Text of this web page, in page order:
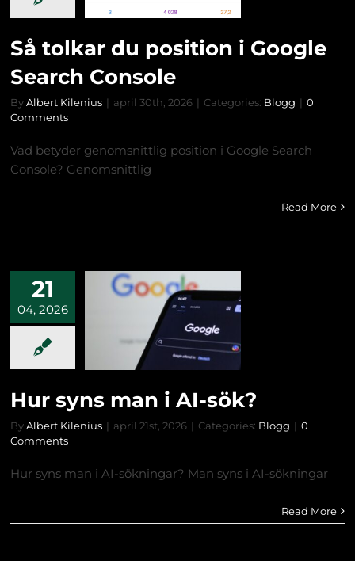
Så tolkar du position i Google
Search Console
ByAlbert Kilenius | april 30th, 2026 | Categories: Blogg | 0
Comments
Vad betyder genomsnittlig position i Google Search
Console? Genomsnittlig
Read More
21
04, 2026
Hur syns man i AI-sök?
ByAlbert Kilenius | april 21st, 2026 | Categories: Blogg | 0
Comments
Hur syns man i AI-sökningar? Man syns i AI-sökningar
Read More